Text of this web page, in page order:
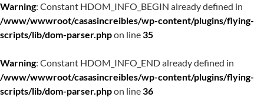
Warning: Constant HDOM_INFO_BEGIN already defined in
/www/wwwroot/casasincreibles/wp-content/plugins/flying-
scripts/lib/dom-parser.phpon line35
Warning: Constant HDOM_INFO_END already defined in
/www/wwwroot/casasincreibles/wp-content/plugins/flying-
scripts/lib/dom-parser.phpon line36